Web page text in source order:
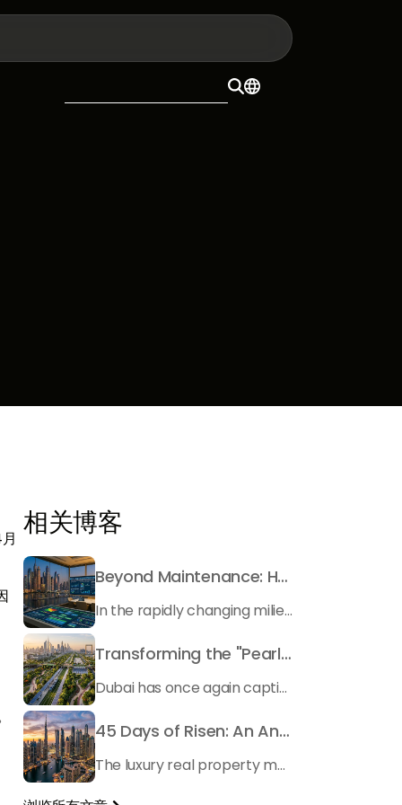
相关博客
Beyond Maintenance: How Preventive Money Governance is Transforming Dubai Real Estate
In the rapidly changing milieu of Dubai's real estate sector, the year 2026 has triggered a substantial change in baggage handling practices. We have progressed beyond time when asset handling is simply a matter of "repairing leaks" or "accumulating bills". Currently, prudent businesses, builders and residents expect a more enhanced priority: preventive money governance.
Transforming the "Pearl of the World": 5 Key Projects Shaping Dubai's Future in 2026
Dubai has once again captivated a worldwide target audience with several groundbreaking mega-works that redefine the boundaries of engineering, sustainability and urban living. As we progress to May 2026, these ventures are evolving from bold ideas into concrete realities, cementing Dubai’s role as a worldwide leader in innovation and smart metropolitan development. From the depths of the ocean to the heights of the skyline, here's a complete examination of 5 massive projects that could currently make the emirate work again.
45 Days of Risen: An Analysis of Dubai’s Remarkable Growth in Ultra-Luxury Real Estate
The luxury real property market in Dubai is experiencing a remarkable upward push, strengthening its position as the leading worldwide hub for high-internet value investors. By the end of April 2026, the market has proven formidable resilience and growth, fueled by a blend of world-class infrastructure, strategic financial policies and a remarkable way of life worldwide Presented below is a complete analysis of the contemporary state of the ultra-luxury sector in Dubai, and the number one factors contributing to this historic momentum.